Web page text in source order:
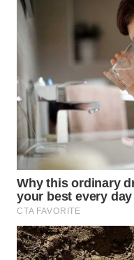
PERSONA
OTOMOTIF
WAHANA
HEALTH
WAHANA
DESA
WISATA
LAPAK
WAHANA